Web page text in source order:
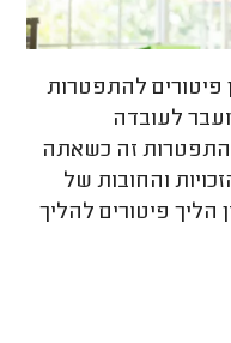
להתפטרות
לעובדה
זה כשאתה
והחובות של
פיטורים להליך